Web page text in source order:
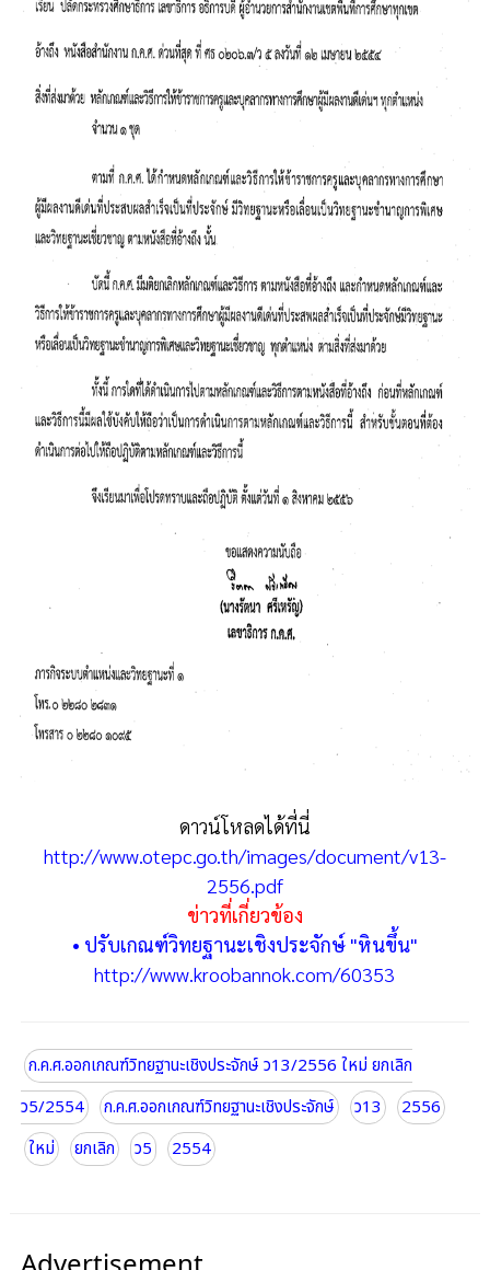
ดาวน์โหลดได้ที่นี่
http://www.otepc.go.th/images/document/v13-
2556.pdf
ข่าวที่เกี่ยวข้อง
• ปรับเกณฑ์วิทยฐานะเชิงประจักษ์ "หินขึ้น"
http://www.kroobannok.com/60353
ก.ค.ศ.ออกเกณฑ์วิทยฐานะเชิงประจักษ์ ว13/2556 ใหม่ ยกเลิก
ว5/2554
ก.ค.ศ.ออกเกณฑ์วิทยฐานะเชิงประจักษ์ ว13
2556
ใหม่
ยกเลิก ว5 2554